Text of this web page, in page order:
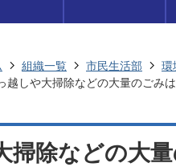
組織一覧 市民生活部 環
越しや大掃除などの大量のごみ
掃除などの大